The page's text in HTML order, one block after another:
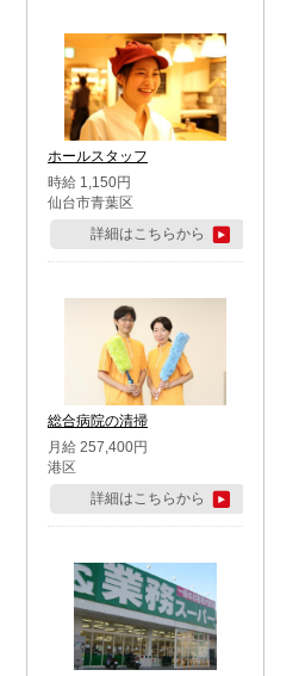
ホールスタッフ
時給 1,150円
仙台市青葉区
詳細はこちらから
総合病院の清掃
月給 257,400円
港区
詳細はこちらから